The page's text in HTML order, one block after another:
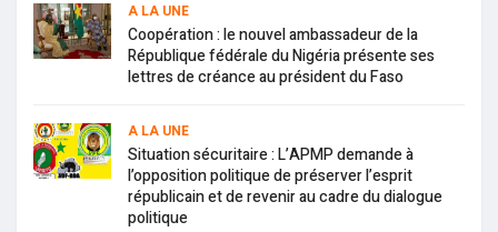
A LA UNE
Coopération : le nouvel ambassadeur de la
République fédérale du Nigéria présente ses
lettres de créance au président du Faso
A LA UNE
Situation sécuritaire : L’APMP demande à
l’opposition politique de préserver l’esprit
républicain et de revenir au cadre du dialogue
politique